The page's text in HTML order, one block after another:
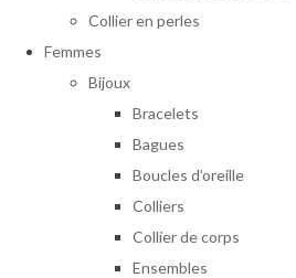
Collier en perles
Femmes
Bijoux
Bracelets
Bagues
Boucles d’oreille
Colliers
Collier de corps
Ensembles